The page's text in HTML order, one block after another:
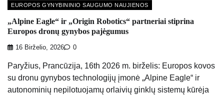
EUROPOS GYNYBININIO SAUGUMO NAUJIENOS
„Alpine Eagle“ ir „Origin Robotics“ partneriai stiprina
Europos dronų gynybos pajėgumus
16 Birželio, 2026 0
Paryžius, Prancūzija, 16th 2026 m. birželis: Europos kovos
su dronu gynybos technologijų įmonė „Alpine Eagle“ ir
autonominių nepilotuojamų orlaivių ginklų sistemų kūrėja